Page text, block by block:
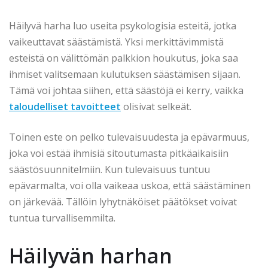
Häilyvä harha luo useita psykologisia esteitä, jotka
vaikeuttavat säästämistä. Yksi merkittävimmistä
esteistä on välittömän palkkion houkutus, joka saa
ihmiset valitsemaan kulutuksen säästämisen sijaan.
Tämä voi johtaa siihen, että säästöjä ei kerry, vaikka
taloudelliset tavoitteet olisivat selkeät.
Toinen este on pelko tulevaisuudesta ja epävarmuus,
joka voi estää ihmisiä sitoutumasta pitkäaikaisiin
säästösuunnitelmiin. Kun tulevaisuus tuntuu
epävarmalta, voi olla vaikeaa uskoa, että säästäminen
on järkevää. Tällöin lyhytnäköiset päätökset voivat
tuntua turvallisemmilta.
Häilyvän harhan